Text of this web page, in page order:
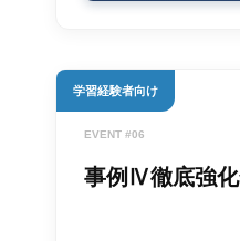
学習経験者向け
EVENT #06
事例Ⅳ徹底強